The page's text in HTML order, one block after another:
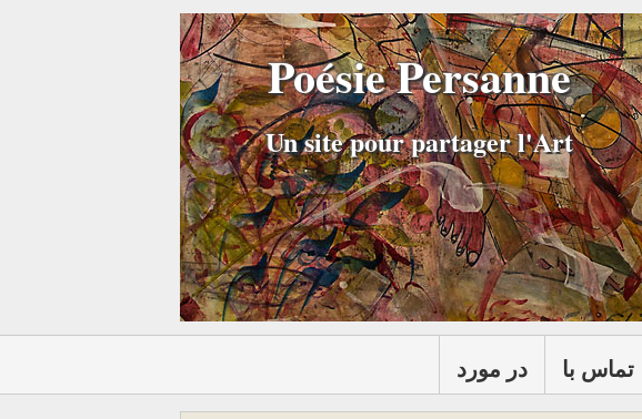
Poésie Persanne
Un site pour partager l'Art
در مورد تماس با